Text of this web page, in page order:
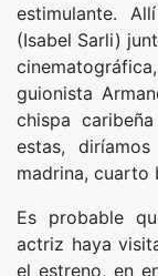
estimulante.
(Isabel Sarli)
guionista
chispa
estas,
madrina, cuarto
Es probable
actriz haya
el estreno, en